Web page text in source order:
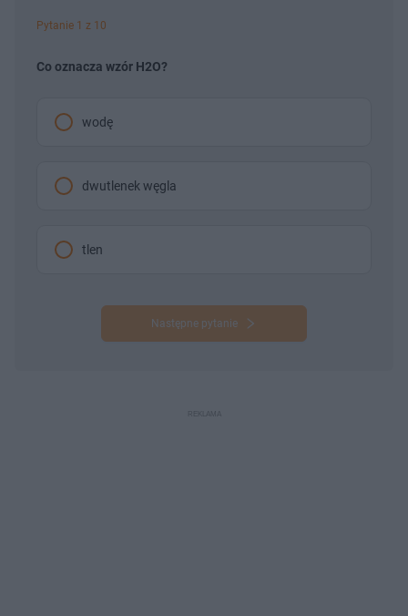
Pytanie 1 z 10
Co oznacza wzór H2O?
wodę
dwutlenek węgla
tlen
Następne pytanie